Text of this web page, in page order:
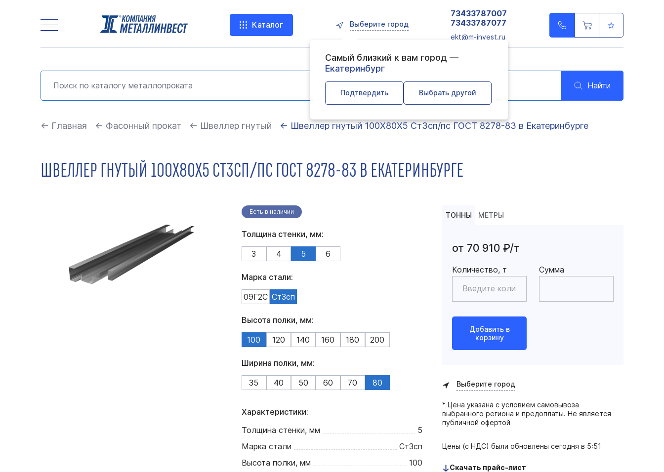
Каталог Выберите город
Самый близкий к вам город —
Екатеринбург
Подтвердить Выбрать другой
73433787007
73433787077
ekt@m-invest.ru
Найти
← Главная ← Фасонный прокат ← Швеллер гнутый ← Швеллер гнутый 100Х80Х5 Ст3сп/пс ГОСТ 8278-83 в Екатеринбурге
ШВЕЛЛЕР ГНУТЫЙ 100Х80Х5 СТ3СП/ПС ГОСТ 8278-83 В ЕКАТЕРИНБУРГЕ
Есть в наличии
Толщина стенки, мм:
3
4 5 6
Марка стали:
09Г2С Ст3сп
Высота полки, мм:
100
120 140 160 180 200
Ширина полки, мм:
35
40 50 60 70 80
Характеристики:
Толщина стенки, мм
5
Марка стали
Ст3сп
Высота полки, мм
100
ТОННЫ МЕТРЫ
от 70 910 ₽/т
Количество, т Сумма
Добавить в
корзину
Выберите город
* Цена указана с условием самовывоза
выбранного региона и предоплаты. Не является
публичной офертой
Цены (с НДС) были обновленысегодня в 5:51
Скачать прайс-лист